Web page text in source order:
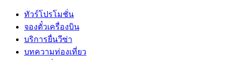
ทัวร์โปรโมชั่น
จองตั๋วเครื่องบิน
บริการยื่นวีซ่า
บทความท่องเที่ยว